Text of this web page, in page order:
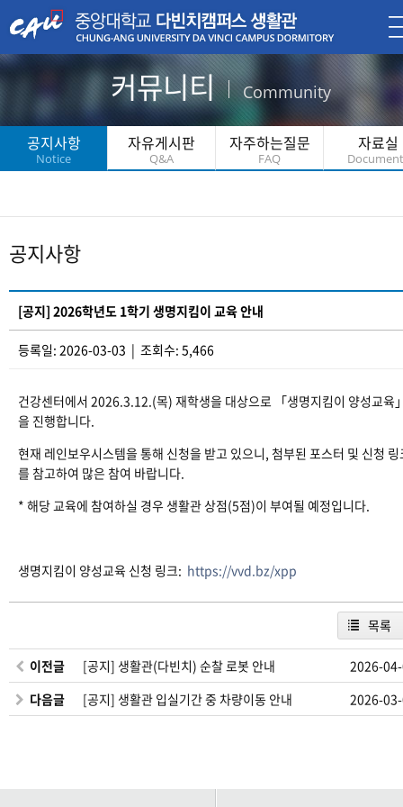
커뮤니티 Community
공지사항
Notice
자유게시판
Q&A
자주하는질문
FAQ
자료실
공지사항
[공지] 2026학년도 1학기 생명지킴이 교육 안내
등록일: 2026-03-03 | 조회수: 5,466
건강센터에서 2026.3.12.(목) 재학생을 대상으로 「생명지킴이 양성교육
을 진행합니다.
현재 레인보우시스템을 통해 신청을 받고 있으니, 첨부된 포스터 및 신청 링
를 참고하여 많은 참여 바랍니다.
* 해당 교육에 참여하실 경우 생활관 상점(5점)이 부여될 예정입니다.
생명지킴이 양성교육 신청 링크: https://vvd.bz/xpp
목록
이전글 [공지] 생활관(다빈치) 순찰 로봇 안내
2026-
다음글
[공지] 생활관 입실기간 중 차량이동 안내 2026-